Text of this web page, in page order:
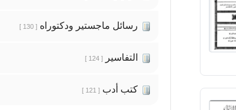
رسائل ماجستير ودكتوراه [ 130 ]
التفاسير [ 124 ]
كتب أدب [ 121 ]